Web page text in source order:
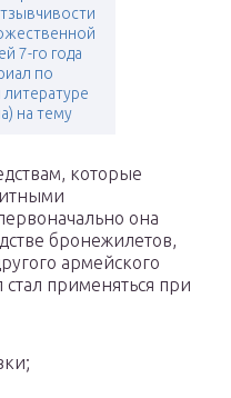
7-го года
по
на тему
которые
она
бронежилетов,
армейского
применяться при